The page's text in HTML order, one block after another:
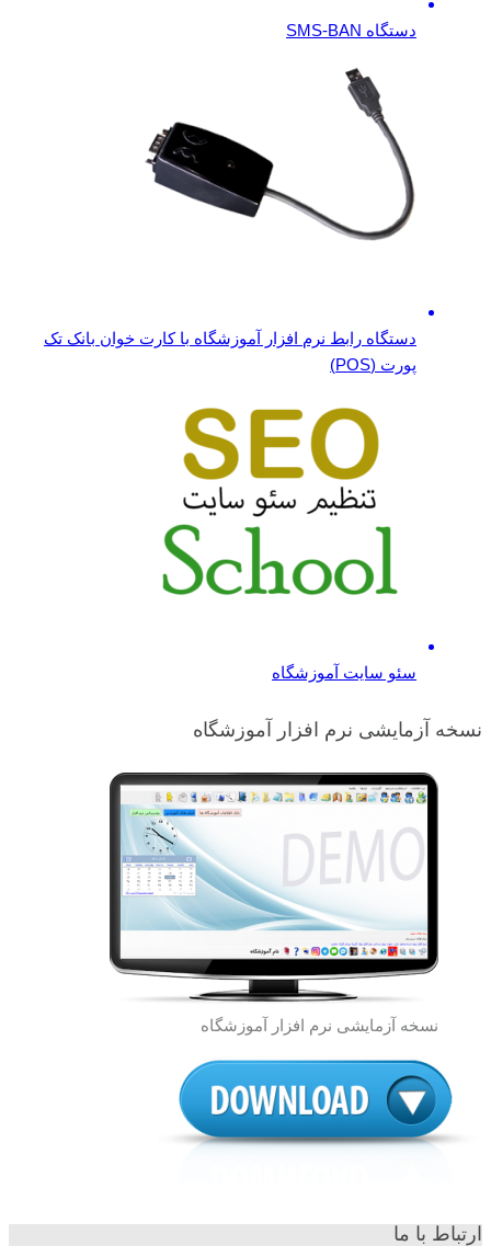
دستگاه SMS-BAN
دستگاه رابط نرم افزار آموزشگاه با کارت خوان بانک تک
پورت (POS)
سئو سایت آموزشگاه
نسخه آزمایشی نرم افزار آموزشگاه
نسخه آزمایشی نرم افزار آموزشگاه
ارتباط با ما